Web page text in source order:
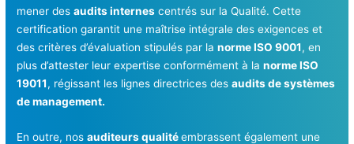
mener desaudits internes centrés sur la Qualité. Cette
certification garantit une maîtrise intégrale des exigences et
des critères d’évaluation stipulés par lanorme ISO 9001, en
plus d’attester leur expertise conformément à lanorme ISO
19011, régissant les lignes directrices desaudits de systèmes
de management.
En outre, nosauditeurs qualitéembrassent également une